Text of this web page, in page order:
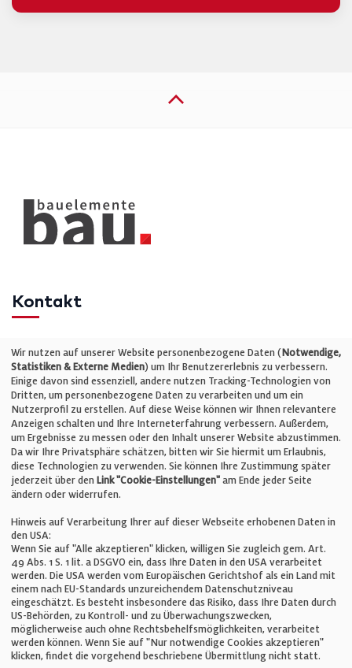
Kontakt
Telefon: +49 (0)711 2585563-0
E-Mail:info@bauelemente-bau.eu
Unternehmen
Impressum
Cookie-Einstellungen
AGB
Wir nutzen auf unserer Website personenbezogene Daten (Notwendige,
Statistiken & Externe Medien) um Ihr Benutzererlebnis zu verbessern.
Einige davon sind essenziell, andere nutzen Tracking-Technologien von
Dritten, um personenbezogene Daten zu verarbeiten und um ein
Nutzerprofil zu erstellen. Auf diese Weise können wir Ihnen relevantere
Anzeigen schalten und Ihre Interneterfahrung verbessern. Außerdem,
um Ergebnisse zu messen oder den Inhalt unserer Website abzustimmen.
Da wir Ihre Privatsphäre schätzen, bitten wir Sie hiermit um Erlaubnis,
diese Technologien zu verwenden. Sie können Ihre Zustimmung später
jederzeit über den Link "Cookie-Einstellungen" am Ende jeder Seite
ändern oder widerrufen.
Hinweis auf Verarbeitung Ihrer auf dieser Webseite erhobenen Daten in
den USA:
Wenn Sie auf "Alle akzeptieren" klicken, willigen Sie zugleich gem. Art.
49 Abs. 1 S. 1 lit. a DSGVO ein, dass Ihre Daten in den USA verarbeitet
werden. Die USA werden vom Europäischen Gerichtshof als ein Land mit
einem nach EU-Standards unzureichendem Datenschutzniveau
eingeschätzt. Es besteht insbesondere das Risiko, dass Ihre Daten durch
US-Behörden, zu Kontroll- und zu Überwachungszwecken,
möglicherweise auch ohne Rechtsbehelfsmöglichkeiten, verarbeitet
werden können. Wenn Sie auf "Nur notwendige Cookies akzeptieren"
klicken, findet die vorgehend beschriebene Übermittlung nicht statt.